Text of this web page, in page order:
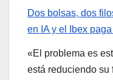
Dos bolsas, dos
en IA y el Ibex
«El problema es
está reduciendo su